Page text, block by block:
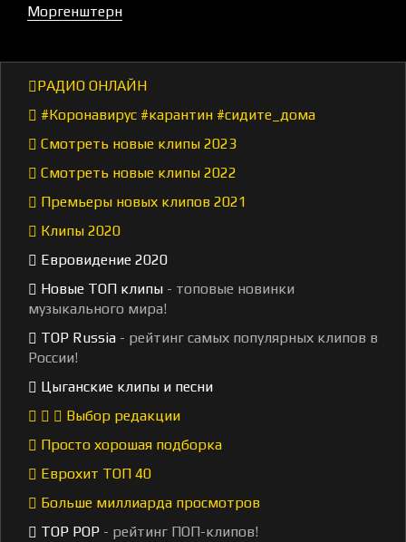
Моргенштерн
РАДИО ОНЛАЙН
#Коронавирус #карантин #сидите_дома
Смотреть новые клипы 2023
Смотреть новые клипы 2022
Премьеры новых клипов 2021
Клипы 2020
Евровидение 2020
Новые ТОП клипы - топовые новинки
музыкального мира!
TOP Russia - рейтинг самых популярных клипов в
России!
Цыганские клипы и песни
Выбор редакции
Просто хорошая подборка
Еврохит ТОП 40
Больше миллиарда просмотров
TOP POP - рейтинг ПОП-клипов!